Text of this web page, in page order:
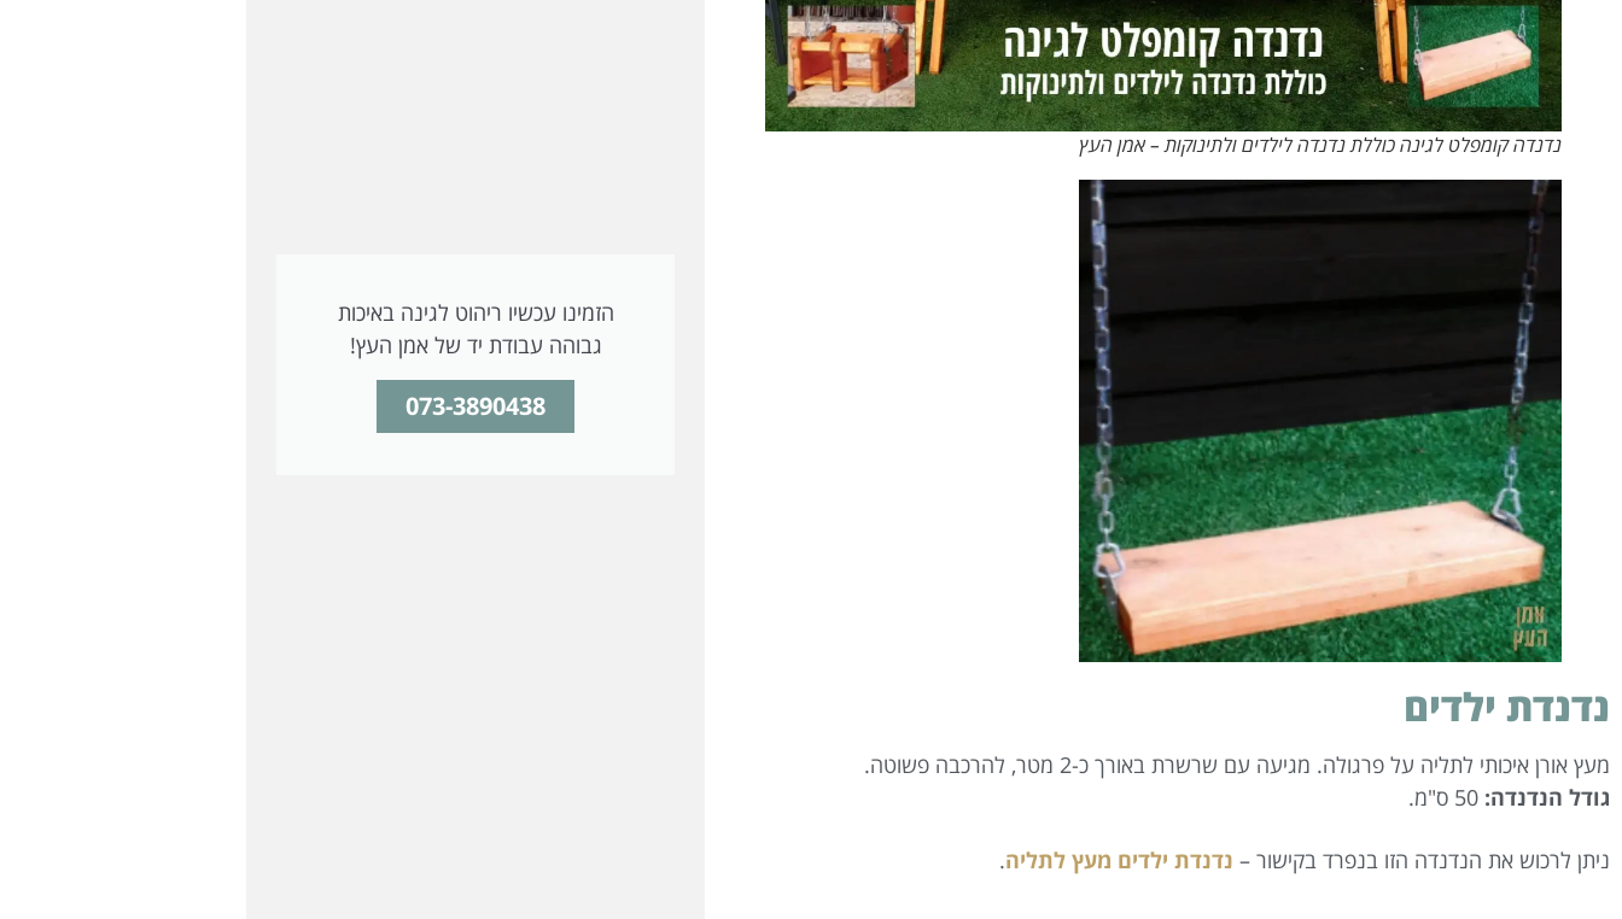
נדנדה קומפלט לגינה כוללת נדנדה לילדים ולתינוקות – אמן העץ
נדנדת ילדים
מעץ אורן איכותי לתליה על פרגולה. מגיעה עם שרשרת באורך כ-2 מטר, להרכבה פשוטה.
גודל הנדנדה:
ניתן לרכוש את הנדנדה הזו בנפרד בקישור – נדנדת ילדים מעץ לתליה.
הזמינו עכשיו ריהוט לגינה באיכות
גבוהה עבודת יד של אמן העץ!
073-3890438